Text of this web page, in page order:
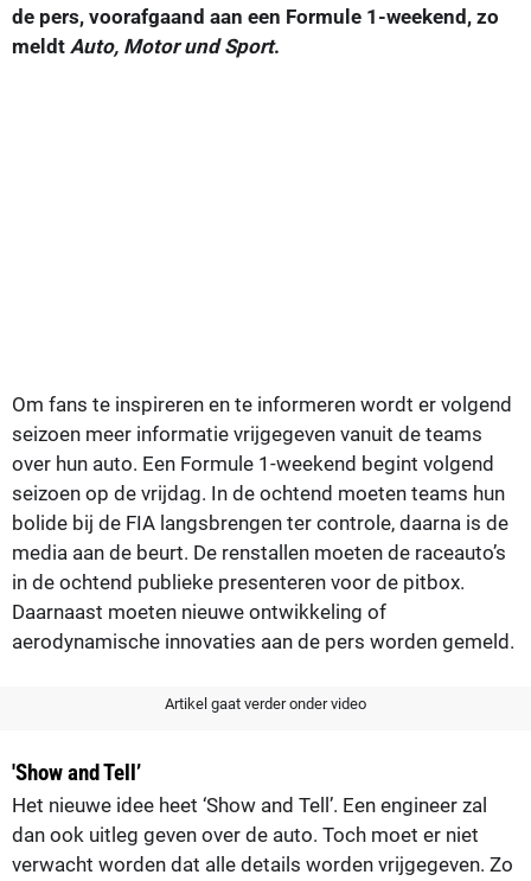
de pers, voorafgaand aan een Formule 1-weekend, zo
meldt Auto, Motor und Sport.
Om fans te inspireren en te informeren wordt er volgend
seizoen meer informatie vrijgegeven vanuit de teams
over hun auto. Een Formule 1-weekend begint volgend
seizoen op de vrijdag. In de ochtend moeten teams hun
bolide bij de FIA langsbrengen ter controle, daarna is de
media aan de beurt. De renstallen moeten de raceauto’s
in de ochtend publieke presenteren voor de pitbox.
Daarnaast moeten nieuwe ontwikkeling of
aerodynamische innovaties aan de pers worden gemeld.
Artikel gaat verder onder video
'Show and Tell’
Het nieuwe idee heet ‘Show and Tell’. Een engineer zal
dan ook uitleg geven over de auto. Toch moet er niet
verwacht worden dat alle details worden vrijgegeven. Zo